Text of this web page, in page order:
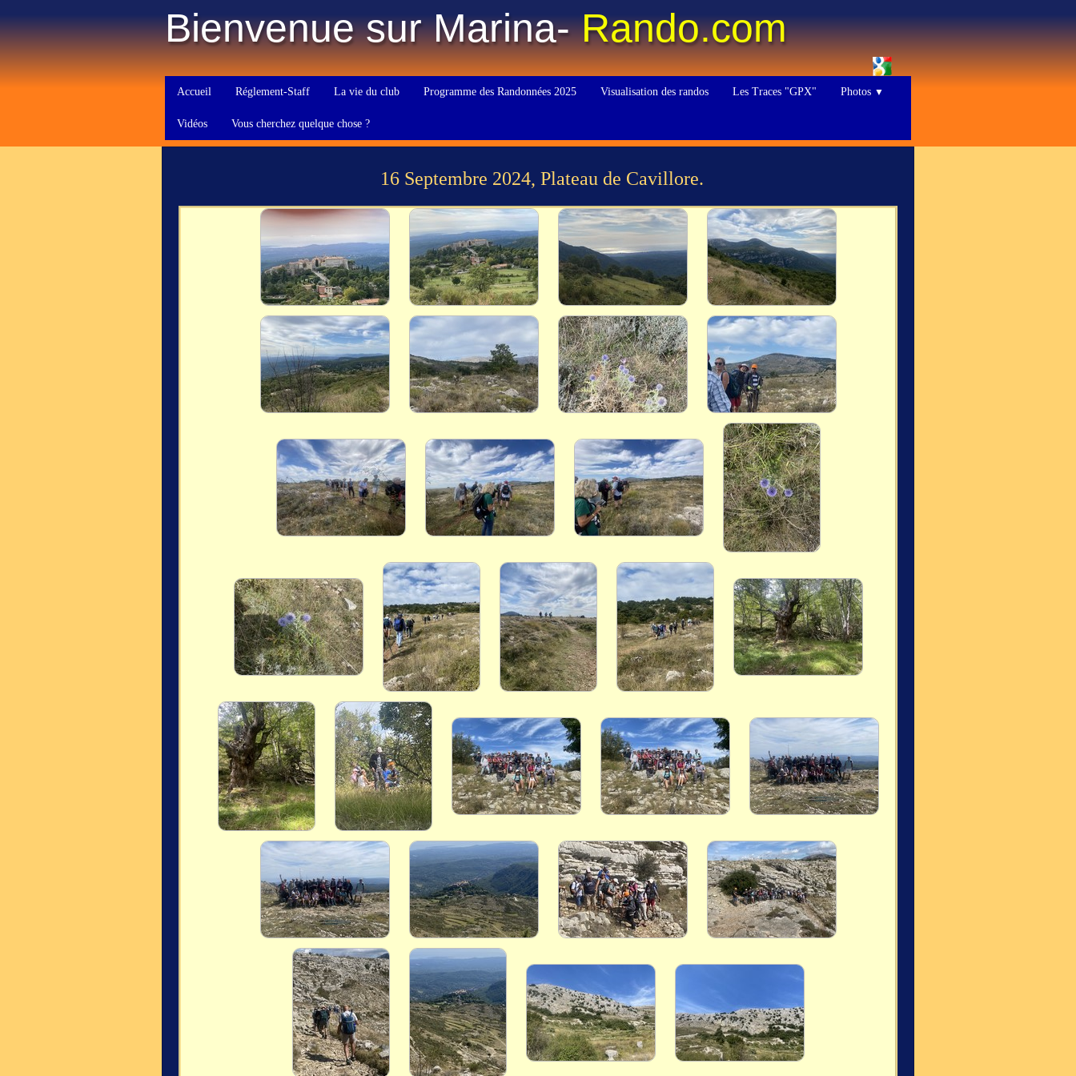
Bienvenue sur Marina-Rando.com
Accueil Réglement-Staff La vie du club Programme des Randonnées 2025 Visualisation des randos Les Traces "GPX" Photos ▼
Vidéos Vous cherchez quelque chose ?
16 Septembre 2024, Plateau de Cavillore.